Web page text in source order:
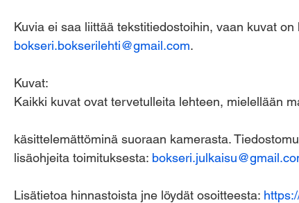
Kuvia ei saa liittää tekstitiedostoihin, vaan kuvat
bokseri.bokserilehti@gmail.com.
Kuvat:
Kaikki kuvat ovat tervetulleita lehteen, mielellään
käsittelemättöminä suoraan kamerasta.
lisäohjeita toimituksesta:
Lisätietoa hinnastoista jne löydät osoitteesta: